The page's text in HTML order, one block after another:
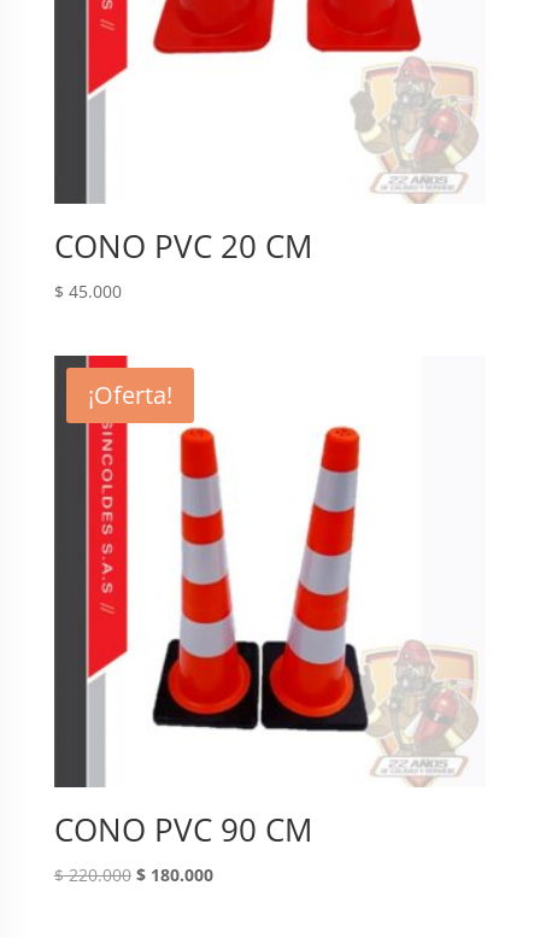
CONO PVC 20 CM
$ 45.000
¡Oferta!
CONO PVC 90 CM
$220.000 Original
$180.000Current